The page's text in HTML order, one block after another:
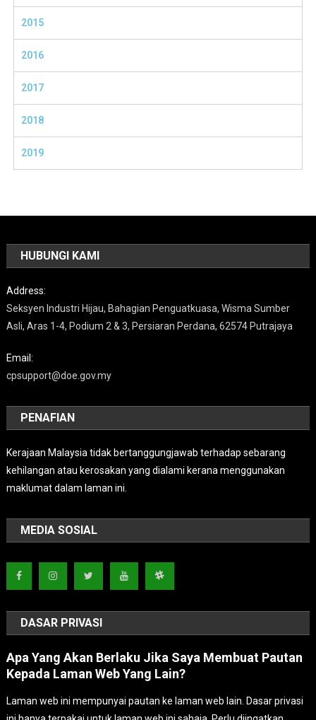
2015
2016
2017
2018
2019
HUBUNGI KAMI
Address:
Seksyen Industri Hijau, Bahagian Penguatkuasa, Wisma Sumber
Asli, Aras 1-4, Podium 2 & 3, Persiaran Perdana, 62574 Putrajaya
Email:
cpsupport@doe.gov.my
PENAFIAN
Kerajaan Malaysia tidak bertanggungjawab terhadap sebarang
kehilangan atau kerosakan yang dialami kerana menggunakan
maklumat dalam laman ini.
MEDIA SOSIAL
DASAR PRIVASI
Apa Yang Akan Berlaku Jika Saya Membuat Pautan
Kepada Laman Web Yang Lain?
Laman web ini mempunyai pautan ke laman web lain. Dasar privasi